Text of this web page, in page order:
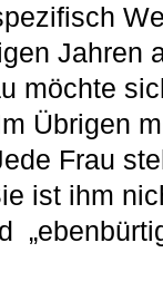
Jahren
möchte
Übrigen
Frau
ist ihm